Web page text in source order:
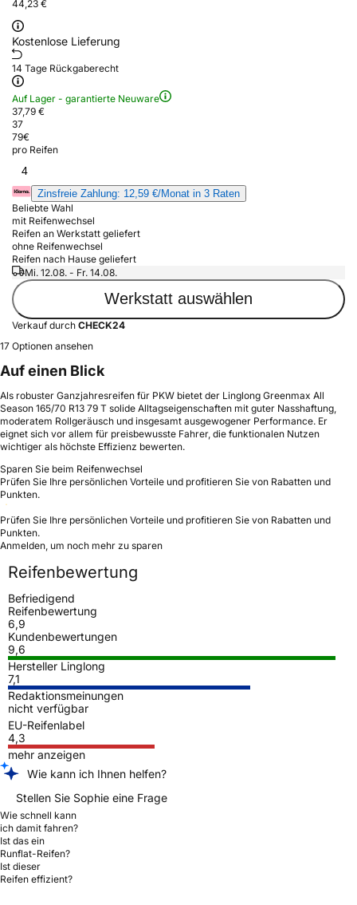
44,23 €
Kostenlose Lieferung
14 Tage Rückgaberecht
Auf Lager - garantierte Neuware
37,79 €
37
79€
pro Reifen
4
Zinsfreie Zahlung: 12,59 €/Monat in 3 Raten
Beliebte Wahl
mit Reifenwechsel
Reifen an Werkstatt geliefert
ohne Reifenwechsel
Reifen nach Hause geliefert
Mi. 12.08. - Fr. 14.08.
Werkstatt auswählen
Verkauf durch CHECK24
17 Optionen ansehen
Auf einen Blick
Als robuster Ganzjahresreifen für PKW bietet der Linglong Greenmax All
Season 165/70 R13 79 T solide Alltagseigenschaften mit guter Nasshaftung,
moderatem Rollgeräusch und insgesamt ausgewogener Performance. Er
eignet sich vor allem für preisbewusste Fahrer, die funktionalen Nutzen
wichtiger als höchste Effizienz bewerten.
Sparen Sie beim Reifenwechsel
Prüfen Sie Ihre persönlichen Vorteile und profitieren Sie von Rabatten und
Punkten.
Prüfen Sie Ihre persönlichen Vorteile und profitieren Sie von Rabatten und
Punkten.
Anmelden, um noch mehr zu sparen
Reifenbewertung
Befriedigend
Reifenbewertung
6,9
Kundenbewertungen
9,6
Hersteller Linglong
7,1
Redaktionsmeinungen
nicht verfügbar
EU-Reifenlabel
4,3
mehr anzeigen
Wie kann ich Ihnen helfen?
Stellen Sie Sophie eine Frage
Wie schnell kann
ich damit fahren?
Ist das ein
Runflat-Reifen?
Ist dieser
Reifen effizient?